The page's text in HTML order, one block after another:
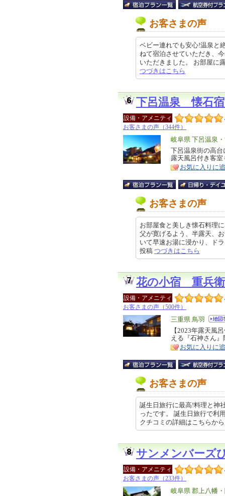
お客さまの声
ベビー連れでも安心!温泉と
ねて宿泊させていただき、
いただきました。 お部屋
つづきはこちら
下呂温泉 懐石
設備・アメニティ
お客さまの声（344件）
エ
リ
ア
岐阜県 下呂温泉
特
徴
下呂温泉街の高
露天風呂付き客室
お気に入りに
お客さまの声
お部屋食と美しき懐石料理
父が寛げるよう、半露天、
いて早速お湯に浸かり、ド
投稿 つづきはこちら
花の小宿 重兵衛
設備・アメニティ
お客さまの声（500件）
エ
リ
ア
三重県 鳥羽
特
徴
【2023年露天風
える『石神さん』
お気に入りに
お客さまの声
誕生日旅行に最高!料理と神
ったです。 誕生日旅行で利
クチコミの詳細はこちら
サンメンバーズ
設備・アメニティ
お客さまの声（233件）
エ
岐阜県 郡上八幡